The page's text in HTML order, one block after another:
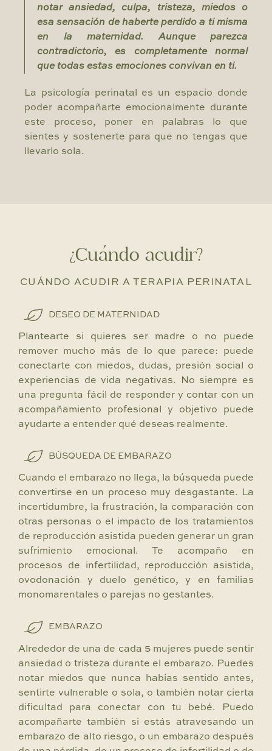
notar ansiedad, culpa, tristeza, miedos o
esa sensación de haberte perdido a ti misma
en la maternidad. Aunque parezca
contradictorio, es completamente normal
que todas estas emociones convivan en ti.
La psicología perinatal es un espacio donde
poder acompañarte emocionalmente durante
este proceso, poner en palabras lo que
sientes y sostenerte para que no tengas que
llevarlo sola.
¿Cuándo acudir?
CUÁNDO ACUDIR A TERAPIA PERINATAL
DESEO DE MATERNIDAD
Plantearte si quieres ser madre o no puede
remover mucho más de lo que parece: puede
conectarte con miedos, dudas, presión social o
experiencias de vida negativas. No siempre es
una pregunta fácil de responder y contar con un
acompañamiento profesional y objetivo puede
ayudarte a entender qué deseas realmente.
BÚSQUEDA DE EMBARAZO
Cuando el embarazo no llega, la búsqueda puede
convertirse en un proceso muy desgastante. La
incertidumbre, la frustración, la comparación con
otras personas o el impacto de los tratamientos
de reproducción asistida pueden generar un gran
sufrimiento emocional. Te acompaño en
procesos de infertilidad, reproducción asistida,
ovodonación y duelo genético, y en familias
monomarentales o parejas no gestantes.
EMBARAZO
Alrededor de una de cada 5 mujeres puede sentir
ansiedad o tristeza durante el embarazo. Puedes
notar miedos que nunca habías sentido antes,
sentirte vulnerable o sola, o también notar cierta
dificultad para conectar con tu bebé. Puedo
acompañarte también si estás atravesando un
embarazo de alto riesgo, o un embarazo después